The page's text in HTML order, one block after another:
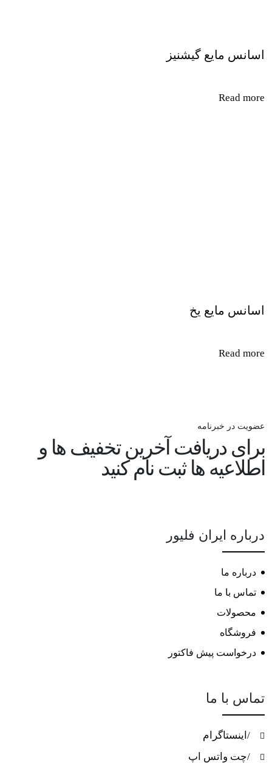
اسانس مایع گیشنیز
Read more
اسانس مایع یخ
Read more
عضویت در خبرنامه
برای دریافت آخرین تخفیف ها و
اطلاعیه ها ثبت نام کنید
درباره ایران فلیور
درباره ما
تماس با ما
محصولات
فروشگاه
درخواست پیش فاکتور
تماس با ما
/اینستاگرام
/چت واتس اپ